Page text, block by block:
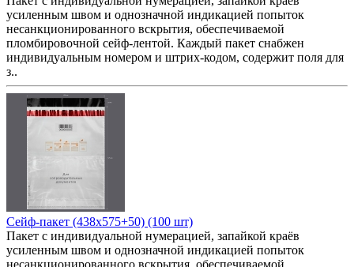
усиленным швом и однозначной индикацией попыток
несанкционированного вскрытия, обеспечиваемой
пломбировочной сейф-лентой. Каждый пакет снабжен
индивидуальным номером и штрих-кодом, содержит поля для
з..
Сейф-пакет (438x575+50) (100 шт)
Пакет с индивидуальной нумерацией, запайкой краёв
усиленным швом и однозначной индикацией попыток
несанкционированного вскрытия, обеспечиваемой